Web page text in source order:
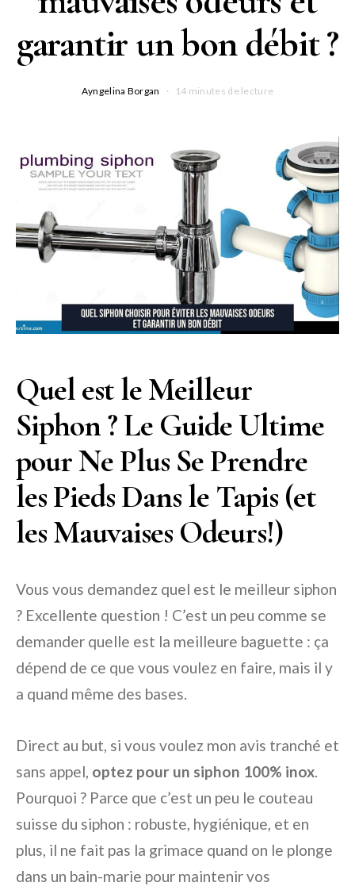
garantir un bon débit ?
Ayngelina Borgan 14 minutes de lecture
Quel est le Meilleur
Siphon ? Le Guide Ultime
pour Ne Plus Se Prendre
les Pieds Dans le Tapis (et
les Mauvaises Odeurs!)
Vous vous demandez quel est le meilleur siphon
? Excellente question ! C’est un peu comme se
demander quelle est la meilleure baguette : ça
dépend de ce que vous voulez en faire, mais il y
a quand même des bases.
Direct au but, si vous voulez mon avis tranché et
sans appel, optez pour un siphon 100% inox.
Pourquoi ? Parce que c’est un peu le couteau
suisse du siphon : robuste, hygiénique, et en
plus, il ne fait pas la grimace quand on le plonge
dans un bain-marie pour maintenir vos